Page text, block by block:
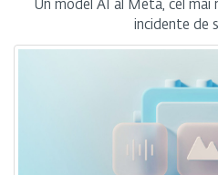
Un model AI al Meta, cel mai
incidente de